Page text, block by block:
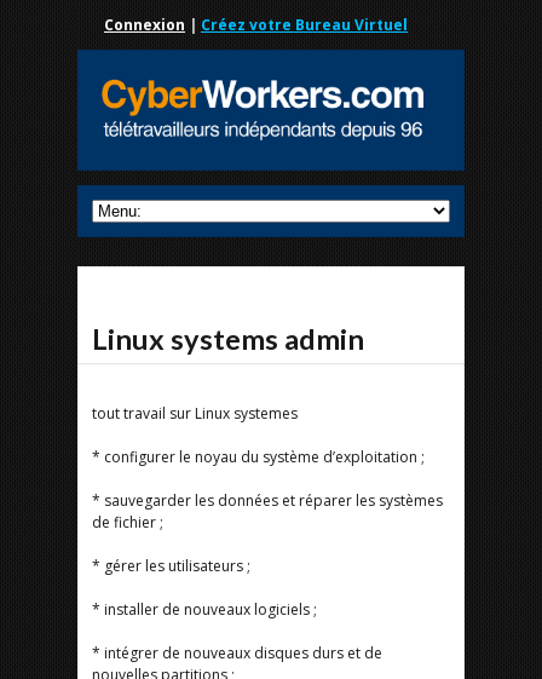
Connexion | Créez votre Bureau Virtuel
Linux systems admin
tout travail sur Linux systemes
* configurer le noyau du système d’exploitation ;
* sauvegarder les données et réparer les systèmes
de fichier ;
* gérer les utilisateurs ;
* installer de nouveaux logiciels ;
* intégrer de nouveaux disques durs et de
nouvelles partitions ;